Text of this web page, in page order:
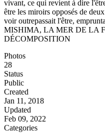
vivant, ce qui revient à dire
être les miroirs opposés de
voir outrepassait l'être,
MISHIMA, LA MER DE LA
DÉCOMPOSITION
Photos
28
Status
Public
Created
Jan 11, 2018
Updated
Feb 09, 2022
Categories